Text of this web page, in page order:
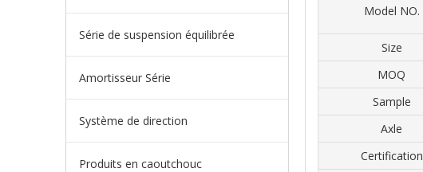
Série de suspension équilibrée
Amortisseur Série
Système de direction
Produits en caoutchouc
Model NO.
Size
MOQ
Sample
Axle
Certification